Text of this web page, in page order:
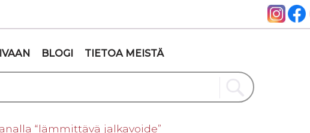
BLOGI TIETOA MEISTÄ
“lämmittävä jalkavoide”